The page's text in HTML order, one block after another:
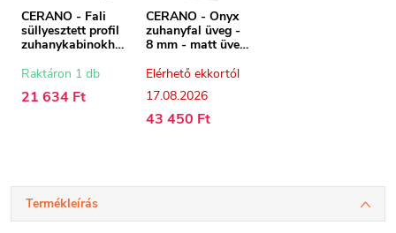
CERANO - Fali
süllyesztett profil
zuhanykabinokho
fekete - 200 cm
Raktáron 1 db
21 634 Ft
CERANO - Onyx
zuhanyfal üveg -
8 mm - matt üveg
Elérhető ekkortól
17.08.2026
43 450 Ft
Termékleírás